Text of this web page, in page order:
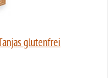
glutenfrei